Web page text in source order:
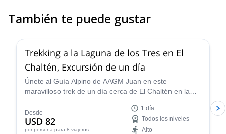
También te puede gustar
Trekking a la Laguna de los Tres en El
Chaltén, Excursión de un día
Únete al Guía Alpino de AAGM Juan en este
maravilloso trek de un día cerca de El Chaltén en la
paisajes glaciares, aprende más sobre la historia del
área y ve vistas incomparables del Monte Fitz Roy.
Desde
USD 82
por persona para 8 viajeros
1 día
Todos los niveles
Alto